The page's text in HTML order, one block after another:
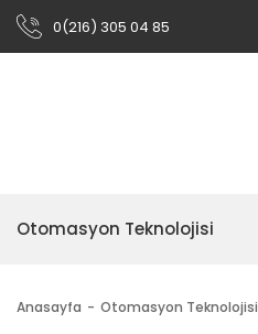
0(216) 305 04 85
Otomasyon Teknolojisi
Anasayfa Otomasyon Teknolojisi